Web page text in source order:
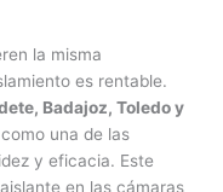
la misma
es rentable.
Badajoz, Toledo y
una de las
y eficacia. Este
en las cámaras